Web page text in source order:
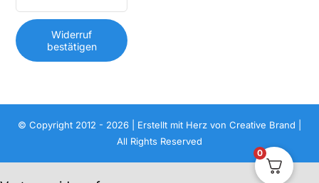
Widerruf
bestätigen
© Copyright 2012 - 2026 | Erstellt mit Herz von Creative Brand
All Rights Reserved
0